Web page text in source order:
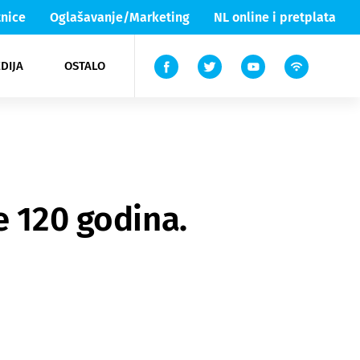
Oglašavanje/Marketing NL online i pretplata
OSTALO
Lika & Senj
TV
120 godina.